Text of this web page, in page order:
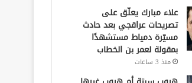
علاء مبارك يعلّق على
تصريحات عراقجي بعد حادث
مسيّرة دمياط مستشهدًا
بمقولة لعمر بن الخطاب
منذ 3 ساعات